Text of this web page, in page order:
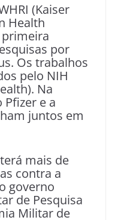
(Kaiser
Health
primeira
por
Os trabalhos
pelo NIH
Na
e a
juntos em
mais de
contra a
governo
de Pesquisa
Militar de